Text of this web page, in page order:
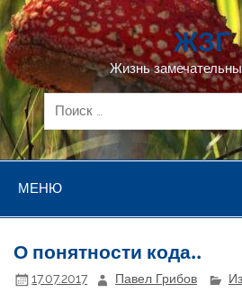
Перейти
к
содержимому
ЖЗГ
Жизнь
МЕНЮ
О понятности кода..
17.07.2017 Павел Грибов